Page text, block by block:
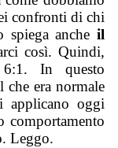
confronti di chi
anche il
così. Quindi,
6:1. In questo
era normale
applicano oggi
comportamento
Leggo.